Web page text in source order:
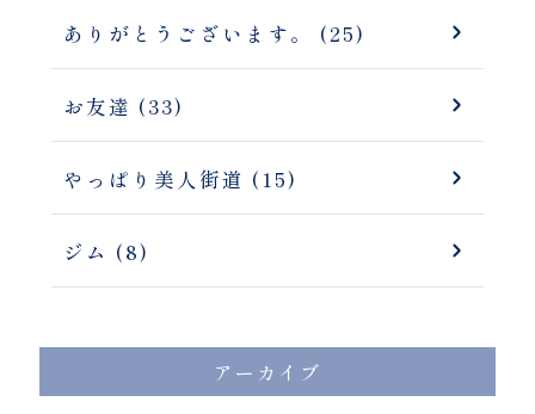
ありがとうございます。 (25)
お友達 (33)
やっぱり美人街道 (15)
ジム (8)
アーカイブ